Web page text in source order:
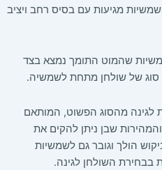
מגיעות עם בסיס רחב ויציב
שהמוט התומך נמצא בצד
של שולחן מתחת לשמשיה.
לגינה מהסוג הפשוט, המותאם
שבן ניתן להקים את
הולך וגובר גם לשמשיות
בבחירת השולחן לגינה.